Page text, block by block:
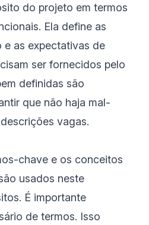
do projeto em termos
Ela define as
e as expectativas de
ser fornecidos pelo
definidas são
que não haja mal-
vagas.
chave e os conceitos
usados neste
É importante
de termos. Isso